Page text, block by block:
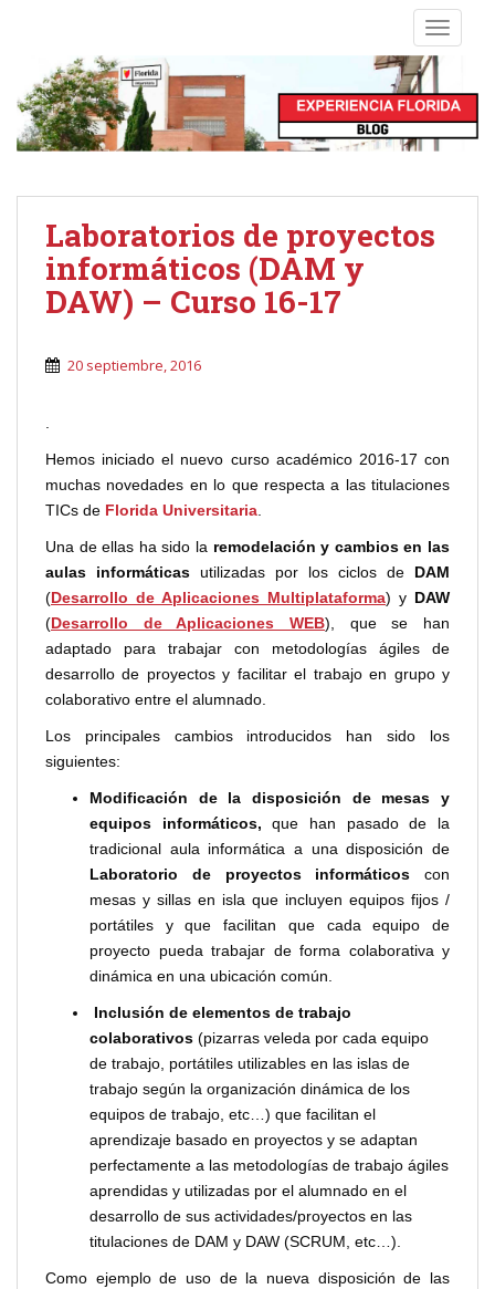
Laboratorios de proyectos
informáticos (DAM y
DAW) – Curso 16-17
20 septiembre, 2016
.
Hemos iniciado el nuevo curso académico 2016-17 con
muchas novedades en lo que respecta a las titulaciones
TICs de Florida Universitaria.
Una de ellas ha sido la remodelación y cambios en las
aulas informáticas utilizadas por los ciclos de DAM
(Desarrollo de Aplicaciones Multiplataforma) y DAW
(Desarrollo de Aplicaciones WEB), que se han
adaptado para trabajar con metodologías ágiles de
desarrollo de proyectos y facilitar el trabajo en grupo y
colaborativo entre el alumnado.
Los principales cambios introducidos han sido los
siguientes:
Modificación de la disposición de mesas y
equipos informáticos, que han pasado de la
tradicional aula informática a una disposición de
Laboratorio de proyectos informáticos con
mesas y sillas en isla que incluyen equipos fijos /
portátiles y que facilitan que cada equipo de
proyecto pueda trabajar de forma colaborativa y
dinámica en una ubicación común.
Inclusión de elementos de trabajo
colaborativos (pizarras veleda por cada equipo
de trabajo, portátiles utilizables en las islas de
trabajo según la organización dinámica de los
equipos de trabajo, etc…) que facilitan el
aprendizaje basado en proyectos y se adaptan
perfectamente a las metodologías de trabajo ágiles
aprendidas y utilizadas por el alumnado en el
desarrollo de sus actividades/proyectos en las
titulaciones de DAM y DAW (SCRUM, etc…).
Como ejemplo de uso de la nueva disposición de las